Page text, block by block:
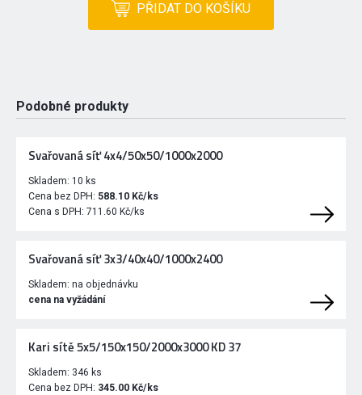
PŘIDAT DO KOŠÍKU
Podobné produkty
Svařovaná síť 4x4/50x50/1000x2000
Skladem: 10 ks
Cena bez DPH: 588.10 Kč/ks
Cena s DPH: 711.60 Kč/ks
Svařovaná síť 3x3/40x40/1000x2400
Skladem: na objednávku
cena na vyžádání
Kari sítě 5x5/150x150/2000x3000 KD 37
Skladem: 346 ks
Cena bez DPH: 345.00 Kč/ks